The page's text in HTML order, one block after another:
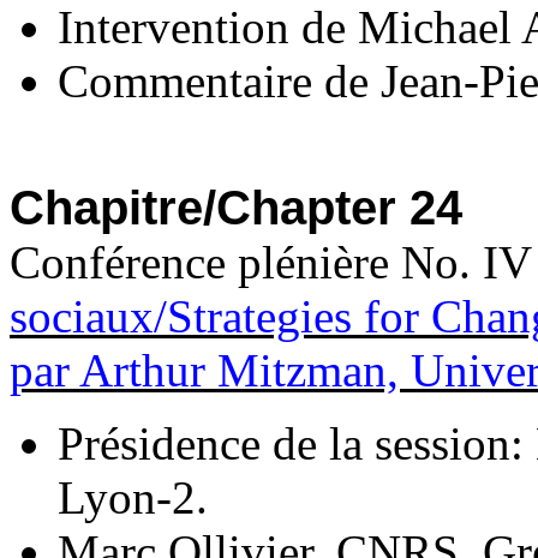
Intervention de Michael
Commentaire de Jean-
Chapitre/Chapter 24
Conférence plénière No.
sociaux/Strategies for
par Arthur Mitzman,
Présidence de la
Lyon-2.